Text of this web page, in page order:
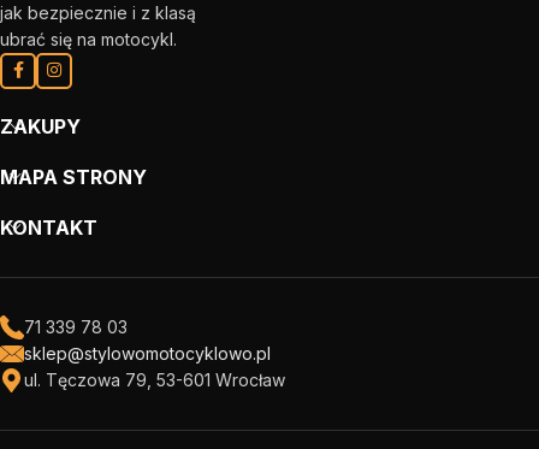
jak bezpiecznie i z klasą
ubrać się na motocykl.
ZAKUPY
MAPA STRONY
KONTAKT
71 339 78 03
sklep@stylowomotocyklowo.pl
ul. Tęczowa 79, 53-601 Wrocław